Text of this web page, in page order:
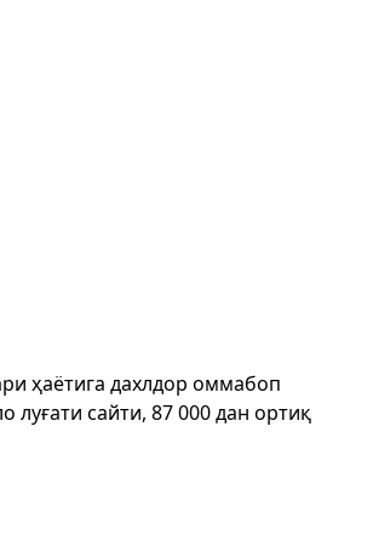
ҳаётига дахлдор оммабоп
луғати сайти, 87 000 дан ортиқ